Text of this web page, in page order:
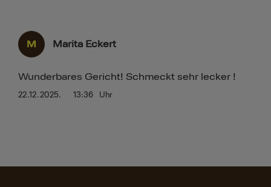
M Marita Eckert
22.12.2025. 13:36 Uhr
Wunderbares Gericht! Schmeckt sehr lecker !